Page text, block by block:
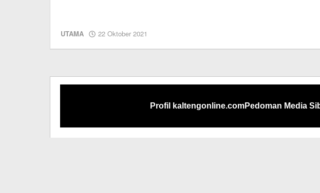
UTAMA 22 Oktober 2021
Profil kaltengonline.comPedoman Media